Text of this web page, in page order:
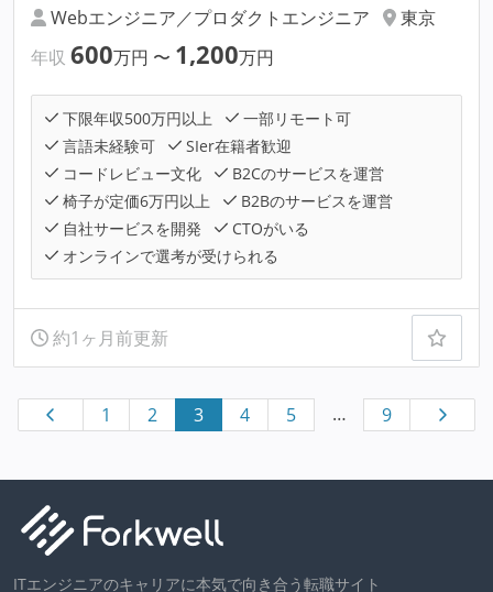
Webエンジニア／プロダクトエンジニア
東京
年収 600万円 〜 1,200万円
下限年収500万円以上
一部リモート可
言語未経験可
SIer在籍者歓迎
コードレビュー文化
B2Cのサービスを運営
椅子が定価6万円以上
B2Bのサービスを運営
自社サービスを開発
CTOがいる
オンラインで選考が受けられる
約1ヶ月前更新
1 2 3 4 5 … 9
ITエンジニアのキャリアに本気で向き合う転職サイト